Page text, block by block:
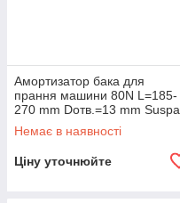
Амортизатор бака для
прання машини 80N L=185-
270 mm Dотв.=13 mm Suspa
Electrolux 4071361465
Немає в наявності
Ціну уточнюйте